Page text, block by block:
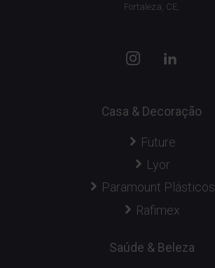
Fortaleza, CE,
Casa & Decoração
Future
Lyor
Paramount Plásticos
Rafimex
Saúde & Beleza